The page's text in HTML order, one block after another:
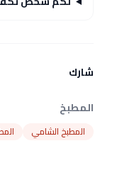
شارك
المطبخ
المطبخ الشامي